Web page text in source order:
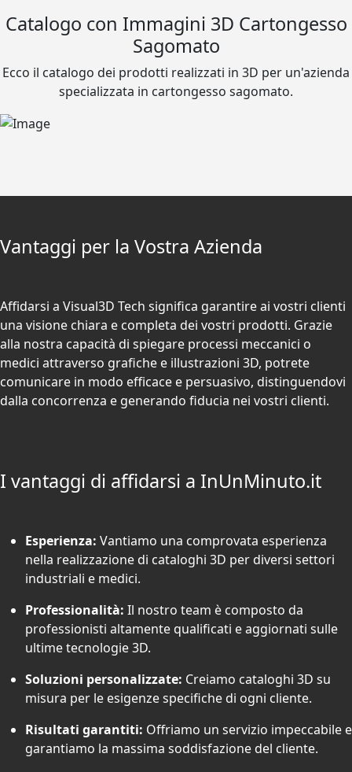
Catalogo con Immagini 3D Cartongesso
Sagomato
Ecco il catalogo dei prodotti realizzati in 3D per un'azienda
specializzata in cartongesso sagomato.
Vantaggi per la Vostra Azienda
Affidarsi a Visual3D Tech significa garantire ai vostri clienti
una visione chiara e completa dei vostri prodotti. Grazie
alla nostra capacità di spiegare processi meccanici o
medici attraverso grafiche e illustrazioni 3D, potrete
comunicare in modo efficace e persuasivo, distinguendovi
dalla concorrenza e generando fiducia nei vostri clienti.
I vantaggi di affidarsi a InUnMinuto.it
Esperienza: Vantiamo una comprovata esperienza
nella realizzazione di cataloghi 3D per diversi settori
industriali e medici.
Professionalità: Il nostro team è composto da
professionisti altamente qualificati e aggiornati sulle
ultime tecnologie 3D.
Soluzioni personalizzate: Creiamo cataloghi 3D su
misura per le esigenze specifiche di ogni cliente.
Risultati garantiti: Offriamo un servizio impeccabile e
garantiamo la massima soddisfazione del cliente.